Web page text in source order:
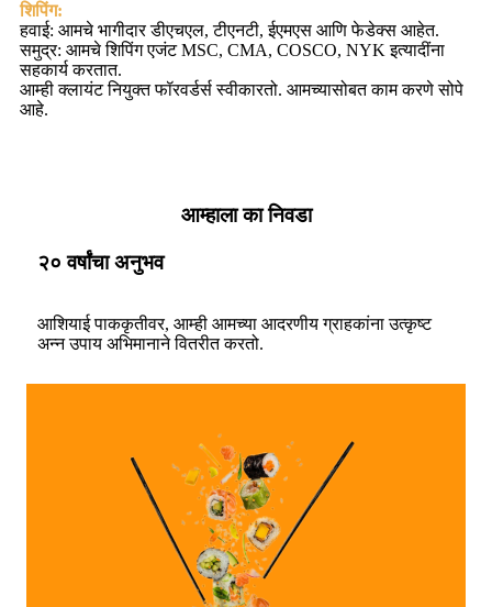
शिपिंग:
हवाई: आमचे भागीदार डीएचएल, टीएनटी, ईएमएस आणि फेडेक्स आहेत.
समुद्र: आमचे शिपिंग एजंट MSC, CMA, COSCO, NYK इत्यादींना
सहकार्य करतात.
आम्ही क्लायंट नियुक्त फॉरवर्डर्स स्वीकारतो. आमच्यासोबत काम करणे सोपे
आहे.
आम्हाला का निवडा
२० वर्षांचा अनुभव
आशियाई पाककृतीवर, आम्ही आमच्या आदरणीय ग्राहकांना उत्कृष्ट
अन्न उपाय अभिमानाने वितरीत करतो.